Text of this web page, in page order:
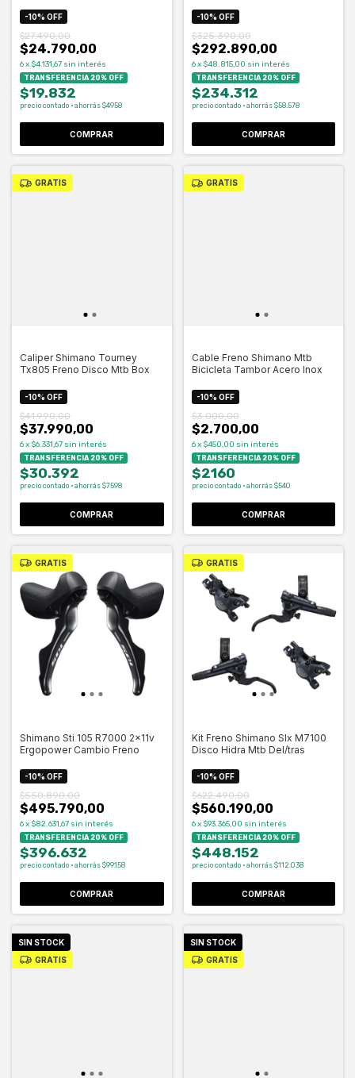
-10% OFF
$24.790,00
$27.490,00
6x $4.131,67 sin interés
TRANSFERENCIA 20% OFF
$19.832
precio contado · ahorrás $4958
-10% OFF
$292.890,00
$325.390,00
6 x $48.815,00 sin interés
TRANSFERENCIA 20% OFF
$234.312
precio contado · ahorrás $58.578
GRATIS
Caliper Shimano Tourney
Tx805 Freno Disco Mtb Box
-10% OFF
$37.990,00
$41.990,00
6x $6.331,67 sin interés
TRANSFERENCIA 20% OFF
$30.392
precio contado · ahorrás $7598
GRATIS
Cable Freno Shimano Mtb
Bicicleta Tambor Acero Inox
-10% OFF
$2.700,00
$3.000,00
6 x $450,00 sin interés
TRANSFERENCIA 20% OFF
$2160
precio contado · ahorrás $540
GRATIS
Shimano Sti 105 R7000 2x11v
Ergopower Cambio Freno
-10% OFF
$495.790,00
$550.890,00
6x $82.631,67 sin interés
TRANSFERENCIA 20% OFF
$396.632
precio contado · ahorrás $99.158
GRATIS
Kit Freno Shimano Slx M7100
Disco Hidra Mtb Del/tras
-10% OFF
$560.190,00
$622.490,00
6 x $93.365,00 sin interés
TRANSFERENCIA 20% OFF
$448.152
precio contado · ahorrás $112.038
SIN STOCK
GRATIS
SIN STOCK
GRATIS